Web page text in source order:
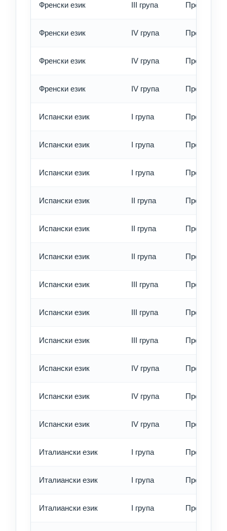
Френски език III група Превод -
Френски език IV група Превод -
Френски език IV група Превод -
Френски език IV група Превод -
Испански език I група Превод -
Испански език I група Превод -
Испански език I група Превод -
Испански език II група Превод -
Испански език II група Превод -
Испански език II група Превод -
Испански език III група Превод -
Испански език III група Превод -
Испански език III група Превод -
Испански език IV група Превод -
Испански език IV група Превод -
Испански език IV група Превод -
Италиански език I група Превод -
Италиански език I група Превод -
Италиански език I група Превод -